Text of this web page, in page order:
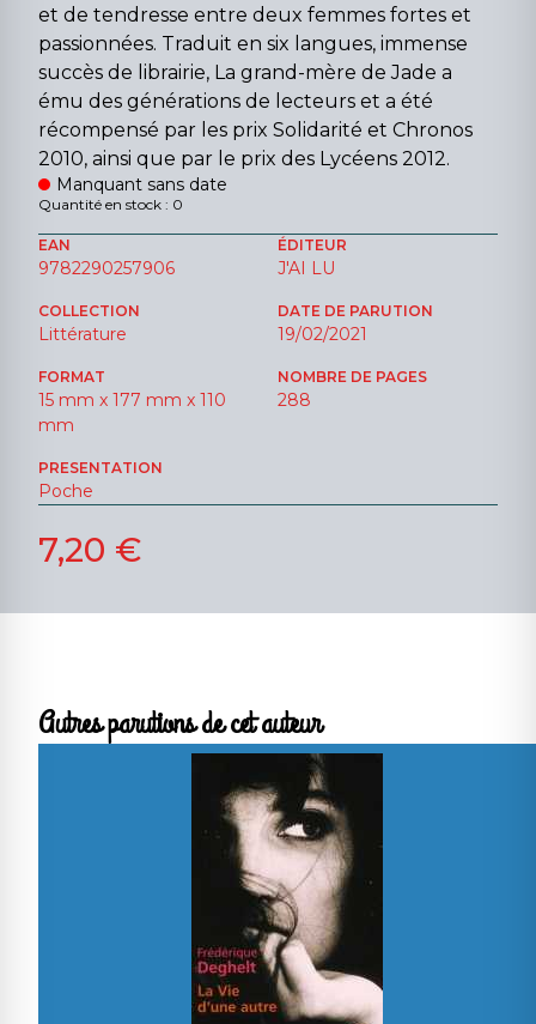
et de tendresse entre deux femmes fortes et
passionnées. Traduit en six langues, immense
succès de librairie, La grand-mère de Jade a
ému des générations de lecteurs et a été
récompensé par les prix Solidarité et Chronos
2010, ainsi que par le prix des Lycéens 2012.
Manquant sans date
Quantité en stock : 0
EAN
9782290257906
ÉDITEUR
J'AI LU
COLLECTION
Littérature
DATE DE PARUTION
19/02/2021
FORMAT
15 mm x 177 mm x 110
mm
NOMBRE DE PAGES
288
PRESENTATION
Poche
7,20 €
Autres parutions de cet auteur